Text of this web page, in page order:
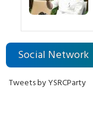
Social Network
Tweets by YSRCParty